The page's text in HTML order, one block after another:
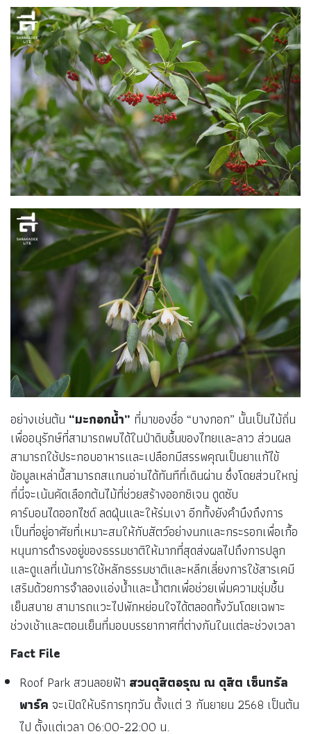
อย่างเช่นต้น “มะกอกน้ำ” ที่มาของชื่อ “บางกอก” นั้นเป็นไม้ถิ่น
เพื่ออนุรักษ์ที่สามารถพบได้ในป่าดิบชื้นของไทยและลาว ส่วนผล
สามารถใช้ประกอบอาหารและเปลือกมีสรรพคุณเป็นยาแก้ไข้
ข้อมูลเหล่านี้สามารถสแกนอ่านได้ทันทีที่เดินผ่าน ซึ่งโดยส่วนใหญ่
ที่นี่จะเน้นคัดเลือกต้นไม้ที่ช่วยสร้างออกซิเจน ดูดซับ
คาร์บอนไดออกไซด์ ลดฝุ่นและให้ร่มเงา อีกทั้งยังคำนึงถึงการ
เป็นที่อยู่อาศัยที่เหมาะสมให้กับสัตว์อย่างนกและกระรอกเพื่อเกื้อ
หนุนการดำรงอยู่ของธรรมชาติให้มากที่สุดส่งผลไปถึงการปลูก
และดูแลที่เน้นการใช้หลักธรรมชาติและหลีกเลี่ยงการใช้สารเคมี
เสริมด้วยการจำลองแอ่งน้ำและน้ำตกเพื่อช่วยเพิ่มความชุ่มชื้น
เย็นสบาย สามารถแวะไปพักหย่อนใจได้ตลอดทั้งวันโดยเฉพาะ
ช่วงเช้าและตอนเย็นที่มอบบรรยากาศที่ต่างกันในแต่ละช่วงเวลา
Fact File
Roof Park สวนลอยฟ้า สวนดุสิตอรุณ ณ ดุสิต เซ็นทรัล
พาร์ค จะเปิดให้บริการทุกวัน ตั้งแต่ 3 กันยายน 2568 เป็นต้น
ไป ตั้งแต่เวลา 06:00-22:00 น.